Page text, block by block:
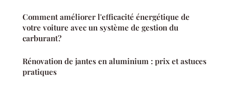
Comment améliorer l'efficacité énergétique de
votre voiture avec un système de gestion du
carburant?
Rénovation de jantes en aluminium : prix et astuces
pratiques